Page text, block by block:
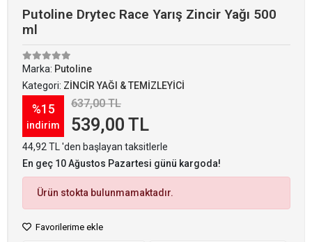
Putoline Drytec Race Yarış Zincir Yağı 500
ml
Marka: Putoline
Kategori: ZİNCİR YAĞI & TEMİZLEYİCİ
%15
indirim
637,00 TL
539,00 TL
44,92 TL 'den başlayan taksitlerle
En geç 10 Ağustos Pazartesi günü kargoda!
Ürün stokta bulunmamaktadır.
Favorilerime ekle